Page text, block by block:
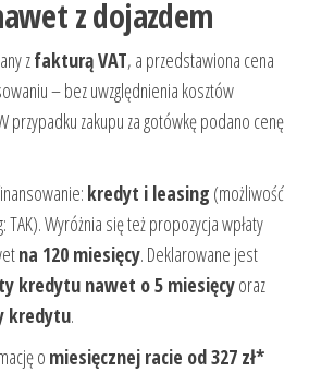
z dojazdem
zfakturą VAT, a przedstawiona cena
– bez uwzględnienia kosztów
przypadku zakupu za gotówkę podano cenę
kredyt i leasing (możliwość
TAK). Wyróżnia się też propozycja wpłaty
na 120 miesięcy. Deklarowane jest
kredytu nawet o 5 miesięcyoraz
kredytu.
o miesięcznej racie od 327 zł*